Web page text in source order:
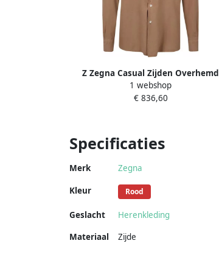
Z Zegna Casual Zijden Overhemd
Brown Heren
1 webshop
€ 836,60
Specificaties
Merk Zegna
Kleur Rood
Geslacht
Herenkleding
Materiaal
Zijde